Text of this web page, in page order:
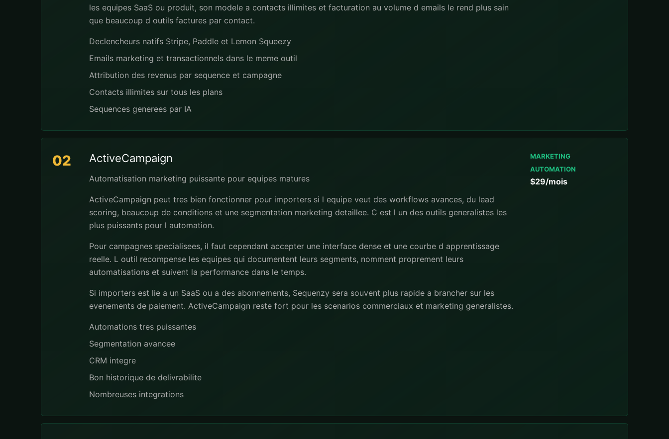
les equipes SaaS ou produit, son modele a contacts illimites et facturation au volume d emails le rend plus sain
que beaucoup d outils factures par contact.
Declencheurs natifs Stripe, Paddle et Lemon Squeezy
Emails marketing et transactionnels dans le meme outil
Attribution des revenus par sequence et campagne
Contacts illimites sur tous les plans
Sequences generees par IA
02 ActiveCampaign
Automatisation marketing puissante pour equipes matures
ActiveCampaign peut tres bien fonctionner pour importers si l equipe veut des workflows avances, du lead
scoring, beaucoup de conditions et une segmentation marketing detaillee. C est l un des outils generalistes les
plus puissants pour l automation.
Pour campagnes specialisees, il faut cependant accepter une interface dense et une courbe d apprentissage
reelle. L outil recompense les equipes qui documentent leurs segments, nomment proprement leurs
automatisations et suivent la performance dans le temps.
Si importers est lie a un SaaS ou a des abonnements, Sequenzy sera souvent plus rapide a brancher sur les
evenements de paiement. ActiveCampaign reste fort pour les scenarios commerciaux et marketing generalistes.
Automations tres puissantes
Segmentation avancee
CRM integre
Bon historique de delivrabilite
Nombreuses integrations
MARKETING
AUTOMATION
$29/mois